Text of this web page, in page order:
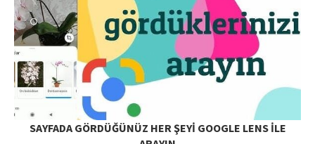
SAYFADA GÖRDÜĞÜNÜZ HER ŞEYI GOOGLE LENS ILE